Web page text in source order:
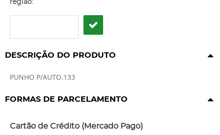
região:
DESCRIÇÃO DO PRODUTO
PUNHO P/AUTO.133
FORMAS DE PARCELAMENTO
Cartão de Crédito (Mercado Pago)